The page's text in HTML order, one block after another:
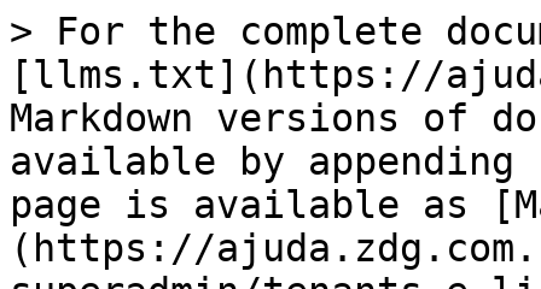
> For the complete
[llms.txt](https://
Markdown versions of
available by
page is available as
(https://